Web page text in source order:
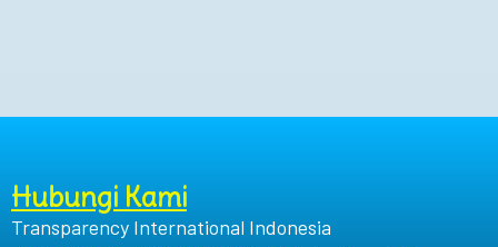
Hubungi Kami
Transparency International Indonesia